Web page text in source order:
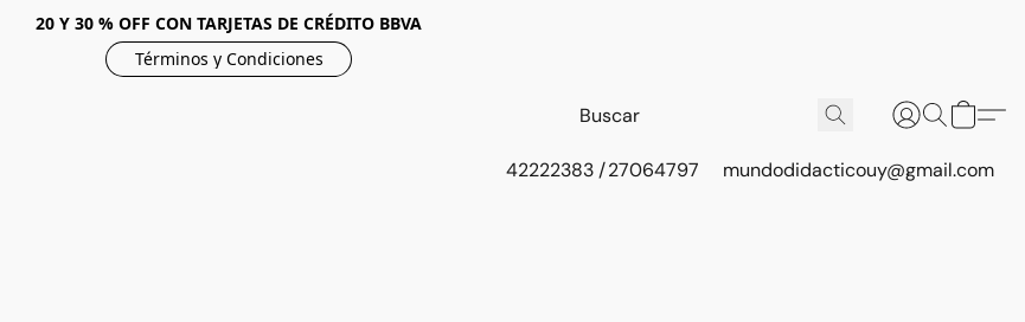
20 Y 30 % OFF CON TARJETAS DE CRÉDITO BBVA
Términos y Condiciones
42222383 / 27064797 mundodidacticouy@gmail.com